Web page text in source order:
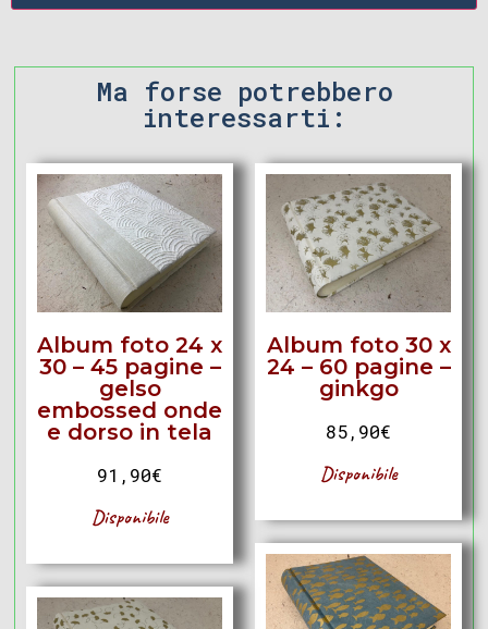
Ma forse potrebbero
interessarti:
Album foto 24 x
30 – 45 pagine –
gelso
embossed onde
e dorso in tela
91,90€
Disponibile
Album foto 30 x
24 – 60 pagine –
ginkgo
85,90€
Disponibile